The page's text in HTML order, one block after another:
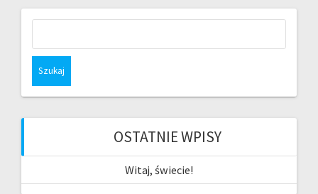
OSTATNIE WPISY
Witaj, świecie!